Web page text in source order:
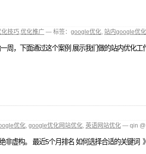
化技巧 优化推广 — 标签： google优化 站内google优化
周，下面通过这个案例 展示我们做的站内优化工
优化 google优化网站优化 英语网站优化 — qin @
虚构。 最近5个月排名 如何选择合适的关键词